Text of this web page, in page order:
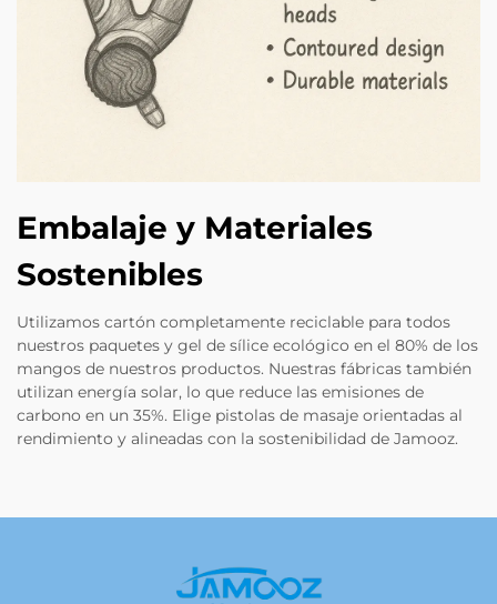
Embalaje y Materiales
Sostenibles
Utilizamos cartón completamente reciclable para todos
nuestros paquetes y gel de sílice ecológico en el 80% de los
mangos de nuestros productos. Nuestras fábricas también
utilizan energía solar, lo que reduce las emisiones de
carbono en un 35%. Elige pistolas de masaje orientadas al
rendimiento y alineadas con la sostenibilidad de Jamooz.